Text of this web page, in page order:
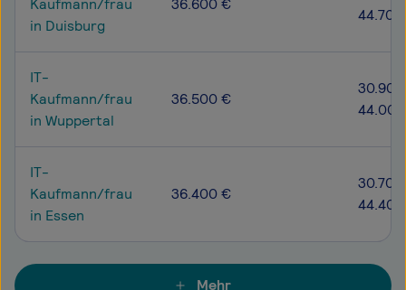
Kaufmann/frau
in Duisburg
36.600 €
IT-
Kaufmann/frau
in Wuppertal
36.500 €
IT-
Kaufmann/frau
in Essen
36.400 €
Mehr